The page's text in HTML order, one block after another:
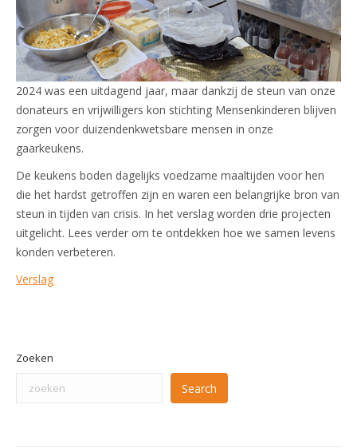
2024 was een uitdagend jaar, maar dankzij de steun van onze
donateurs en vrijwilligers kon stichting Mensenkinderen blijven
zorgen voor duizendenkwetsbare mensen in onze
gaarkeukens.
De keukens boden dagelijks voedzame maaltijden voor hen
die het hardst getroffen zijn en waren een belangrijke bron van
steun in tijden van crisis. In het verslag worden drie projecten
uitgelicht. Lees verder om te ontdekken hoe we samen levens
konden verbeteren.
Verslag
Zoeken
Search